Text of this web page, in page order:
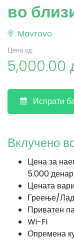
во
Mavrovo
Цена од:
5,000.00
Испрати
Вклучено
Цена за
5.000
Цената
Греење/
Приватен
Wi-Fi
Опремена